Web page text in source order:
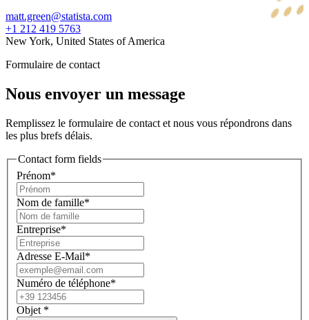
matt.green@statista.com
+1 212 419 5763
New York, United States of America
Formulaire de contact
Nous envoyer un message
Remplissez le formulaire de contact et nous vous répondrons dans
les plus brefs délais.
Contact form fields
Prénom*
Nom de famille*
Entreprise*
Adresse E-Mail*
Numéro de téléphone*
Objet *